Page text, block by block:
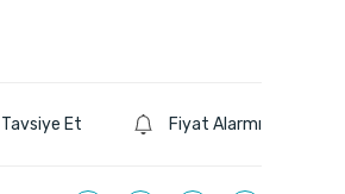
Tavsiye Et Fiyat Alarmı